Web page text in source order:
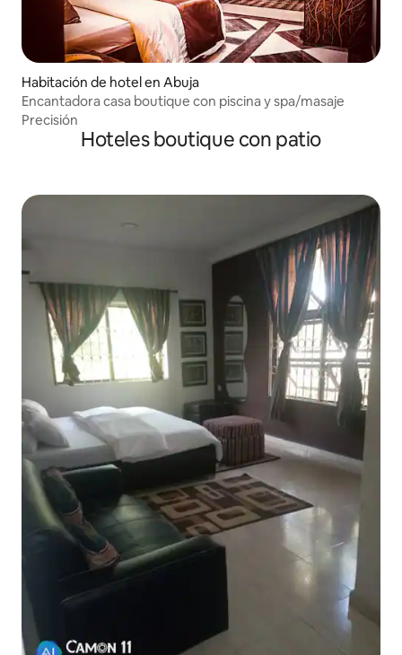
Habitación de hotel en Abuja
Encantadora casa boutique con piscina y spa/masaje
Precisión
Hoteles boutique con patio